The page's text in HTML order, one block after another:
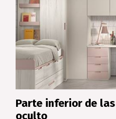
Parte inferior de
oculto